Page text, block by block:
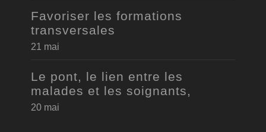
Favoriser les formations
transversales
21 mai
Le pont, le lien entre les
malades et les soignants,
20 mai